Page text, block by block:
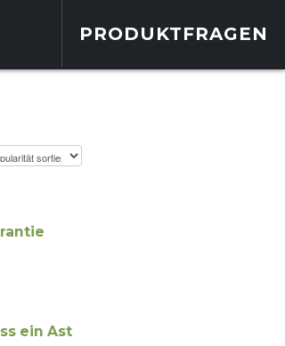
PRODUKTFRAGEN
ein Ast